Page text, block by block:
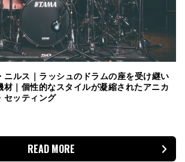
ニルス｜ラッシュのドラムの座を受け継い
材｜個性的なスタイルが凝縮されたアニカ
セッティング
READ MORE